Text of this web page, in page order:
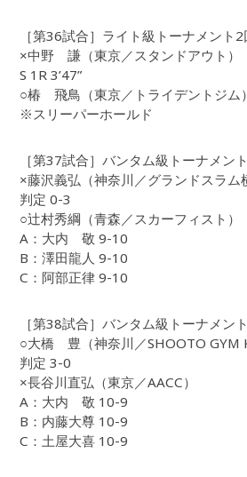
［第36試合］ライト級トーナメント
×中野 謙（東京／スタンドアウト）
S 1R 3’47”
○椿 飛鳥（東京／トライデントジム）
※スリーパーホールド
［第37試合］バンタム級トーナメン
×藤沢義弘（神奈川／グランドスラム
判定 0-3
○辻村秀綱（青森／スカーフィスト）
A：大内 敬 9-10
B：澤田龍人 9-10
C：阿部正律 9-10
［第38試合］バンタム級トーナメン
○大橋 豊（神奈川／SHOOTO GYM
判定 3-0
×長谷川直弘（東京／AACC）
A：大内 敬 10-9
B：内藤大尊 10-9
C：土屋大喜 10-9